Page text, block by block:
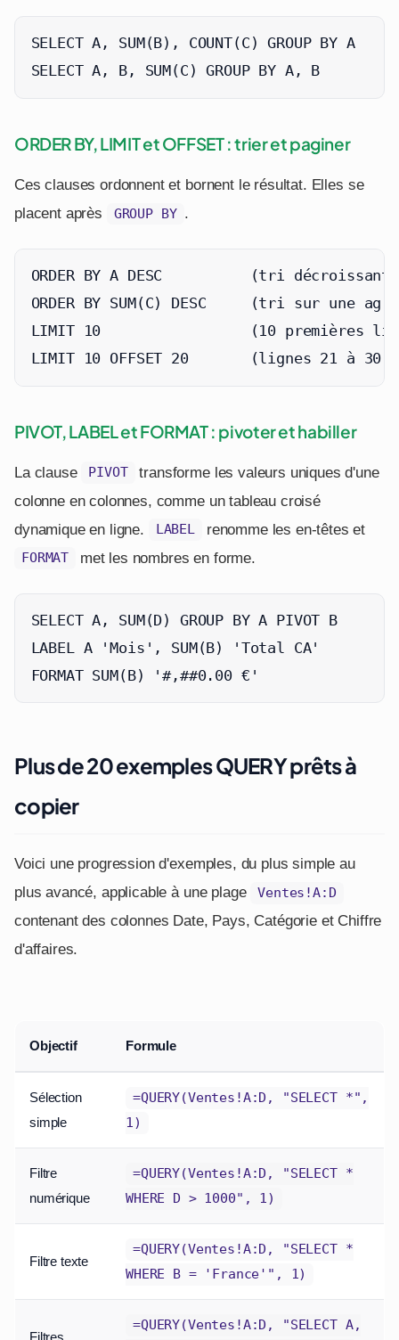
SELECT A, SUM(B), COUNT(C) GROUP BY A
SELECT A, B, SUM(C) GROUP BY A, B
ORDER BY, LIMIT et OFFSET : trier et paginer
Ces clauses ordonnent et bornent le résultat. Elles se
placent après
GROUP BY .
ORDER BY A DESC          (tri décroissant)
ORDER BY SUM(C) DESC     (tri sur une
LIMIT 10                 (10 premières
LIMIT 10 OFFSET 20       (lignes 21 à
PIVOT, LABEL et FORMAT : pivoter et habiller
La clause PIVOT
transforme les valeurs uniques d'une
colonne en colonnes, comme un tableau croisé
dynamique en ligne.
LABEL renomme les en-têtes et
FORMAT met les nombres en forme.
SELECT A, SUM(D) GROUP BY A PIVOT B
LABEL A 'Mois', SUM(B) 'Total CA'
FORMAT SUM(B) '#,##0.00 €'
Plus de 20 exemples QUERY prêts à
copier
Voici une progression d'exemples, du plus simple au
plus avancé, applicable à une plage
Ventes!A:D
contenant des colonnes Date, Pays, Catégorie et Chiffre
d'affaires.
Objectif Formule
Sélection
simple
=QUERY(Ventes!A:D, "SELECT *",
1)
Filtre
numérique
=QUERY(Ventes!A:D, "SELECT *
WHERE D > 1000", 1)
Filtre texte
=QUERY(Ventes!A:D, "SELECT *
WHERE B = 'France'", 1)
=QUERY(Ventes!A:D, "SELECT A,